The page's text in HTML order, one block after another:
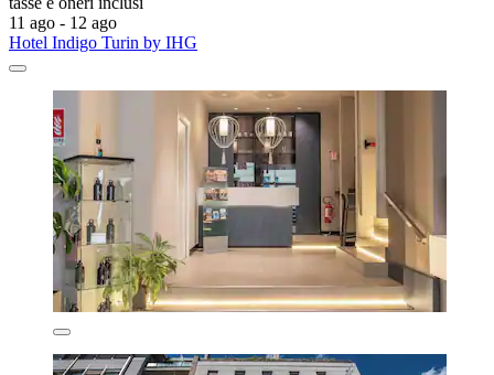
11 ago - 12 ago
Hotel Indigo Turin by IHG